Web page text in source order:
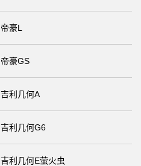
帝豪L
帝豪GS
吉利几何A
吉利几何G6
吉利几何E萤火虫